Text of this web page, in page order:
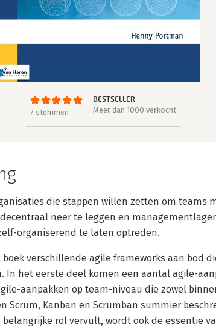
7 stemmen
BESTSELLER
Meer dan 1000 verkocht
die stappen willen zetten om teams
neer te leggen en
organiserend te laten optreden.
verschillende agile frameworks aan bod
In het eerste deel komen een aantal agile-
aanpakken op team-niveau die zowel
Scrum, Kanban en Scrumban summier
rol vervult, wordt ook de essentie